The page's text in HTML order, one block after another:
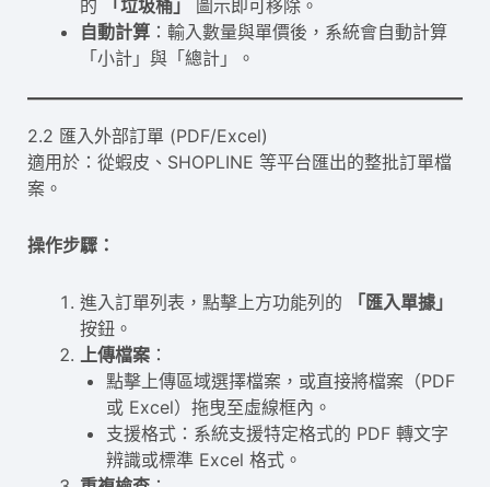
的
「垃圾桶」
圖示即可移除。
自動計算 ：輸入數量與單價後，系統會自動計算
「小計」與「總計」。
2.2 匯入外部訂單 (PDF/Excel)
適用於：從蝦皮、SHOPLINE 等平台匯出的整批訂單檔
案。
操作步驟：
進入訂單列表，點擊上方功能列的
「匯入單據」
按鈕。
上傳檔案 ：
點擊上傳區域選擇檔案，或直接將檔案（PDF
或 Excel）拖曳至虛線框內。
支援格式：系統支援特定格式的 PDF 轉文字
辨識或標準 Excel 格式。